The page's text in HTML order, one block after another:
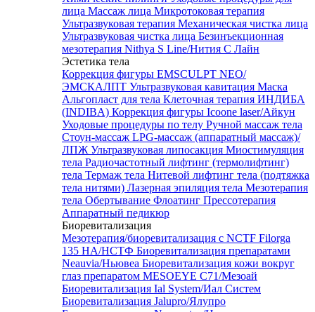
лица Массаж лица Микротоковая терапия
Ультразвуковая терапия Механическая чистка лица
Ультразвуковая чистка лица Безинъекционная
мезотерапия Nithya S Line/Нития С Лайн
Эстетика тела
Коррекция фигуры EMSCULPT NEO/
ЭМСКАЛПТ Ультразвуковая кавитация Маска
Альгопласт для тела Клеточная терапия ИНДИБА
(INDIBA) Коррекция фигуры Icoone laser/Айкун
Уходовые процедуры по телу Ручной массаж тела
Стоун-массаж LPG-массаж (аппаратный массаж)/
ЛПЖ Ультразвуковая липосакция Миостимуляция
тела Радиочастотный лифтинг (термолифтинг)
тела Термаж тела Нитевой лифтинг тела (подтяжка
тела нитями) Лазерная эпиляция тела Мезотерапия
тела Обертывание Флоатинг Прессотерапия
Аппаратный педикюр
Биоревитализация
Мезотерапия/биоревитализация с NCTF Filorga
135 HA/НСТФ Биоревитализация препаратами
Neauvia/Ньювеа Биоревитализация кожи вокруг
глаз препаратом MESOEYE C71/Мезоай
Биоревитализация Ial System/Иал Систем
Биоревитализация Jalupro/Ялупро